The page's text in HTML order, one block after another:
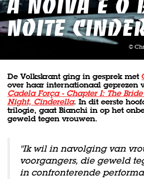
©
A noiva e o
noite
De Volkskrant ging in gesprek met
over haar internationaal geprezen
Cadela Força - Chapter I: The
Night, Cinderella. In dit eerste
trilogie, gaat Bianchi in op het
geweld tegen vrouwen.
''Ik wil in navolging van
voorgangers, die geweld
in confronterende